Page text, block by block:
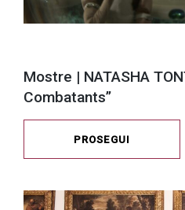
Mostre | NATASHA
Combatants”
PROSEGUI